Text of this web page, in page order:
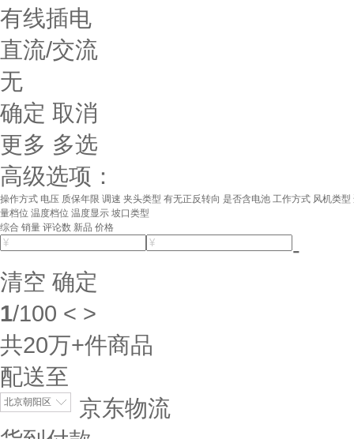
有线插电
直流/交流
无
确定 取消
更多 多选
高级选项：
操作方式 电压 质保年限 调速 夹头类型 有无正反转向 是否含电池 工作方式 风机类型
量档位 温度档位 温度显示 坡口类型
综合 销量 评论数 新品 价格
-
清空 确定
1/100 < >
共20万+件商品
配送至
北京朝阳区
京东物流